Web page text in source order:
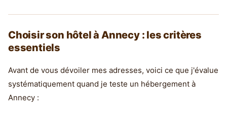
Choisir son hôtel à Annecy : les critères
essentiels
Avant de vous dévoiler mes adresses, voici ce que j'évalue
systématiquement quand je teste un hébergement à
Annecy :